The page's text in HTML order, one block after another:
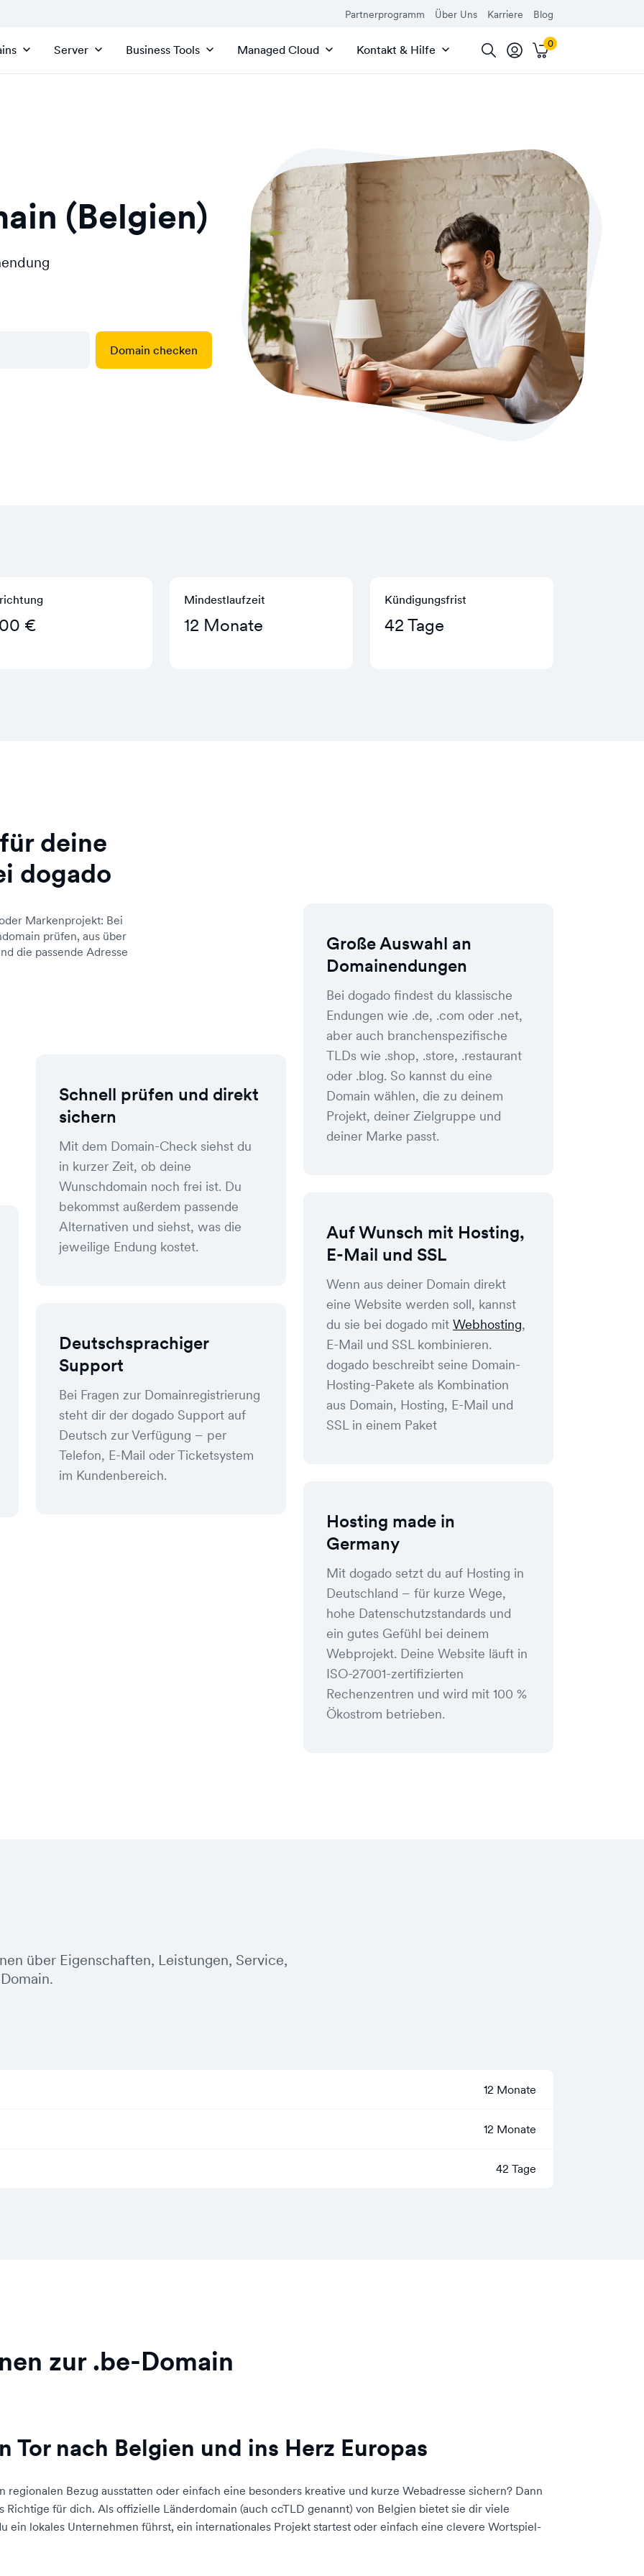
Partnerprogramm Über Uns Karriere Blog
Server Business Tools Managed Cloud Kontakt & Hilfe
(Belgien)
Domain checken
€
Mindestlaufzeit
12 Monate
Kündigungs­frist
42 Tage
deine
dogado
Markenprojekt: Bei
prüfen, aus über
die passende Adresse
Schnell prüfen und direkt
sichern
Mit dem Domain-Check siehst du
in kurzer Zeit, ob deine
Wunschdomain noch frei ist. Du
bekommst außerdem passende
Alternativen und siehst, was die
jeweilige Endung kostet.
Deutschsprachiger
Support
Bei Fragen zur Domainregistrierung
steht dir der dogado Support auf
Deutsch zur Verfügung – per
Telefon, E-Mail oder Ticketsystem
im Kundenbereich.
Große Auswahl an
Domainendungen
Bei dogado findest du klassische
Endungen wie .de, .com oder .net,
aber auch branchenspezifische
TLDs wie .shop, .store, .restaurant
oder .blog. So kannst du eine
Domain wählen, die zu deinem
Projekt, deiner Zielgruppe und
deiner Marke passt.
Auf Wunsch mit Hosting,
E-Mail und SSL
Wenn aus deiner Domain direkt
eine Website werden soll, kannst
du sie bei dogado mit Webhosting,
E-Mail und SSL kombinieren.
dogado beschreibt seine Domain-
Hosting-Pakete als Kombination
aus Domain, Hosting, E-Mail und
SSL in einem Paket
Hosting made in
Germany
Mit dogado setzt du auf Hosting in
Deutschland – für kurze Wege,
hohe Datenschutzstandards und
ein gutes Gefühl bei deinem
Webprojekt. Deine Website läuft in
ISO-27001-zertifizierten
Rechenzentren und wird mit 100 %
Ökostrom betrieben.
über Eigenschaften, Leistungen, Service,
12 Monate
12 Monate
42 Tage
zur .be-Domain
Tor nach Belgien und ins Herz Europas
Bezug ausstatten oder einfach eine besonders kreative und kurze Webadresse sichern? Dann
Richtige für dich. Als offizielle Länderdomain (auch ccTLD genannt) von Belgien bietet sie dir viele
ein lokales Unternehmen führst, ein internationales Projekt startest oder einfach eine clevere Wortspiel-